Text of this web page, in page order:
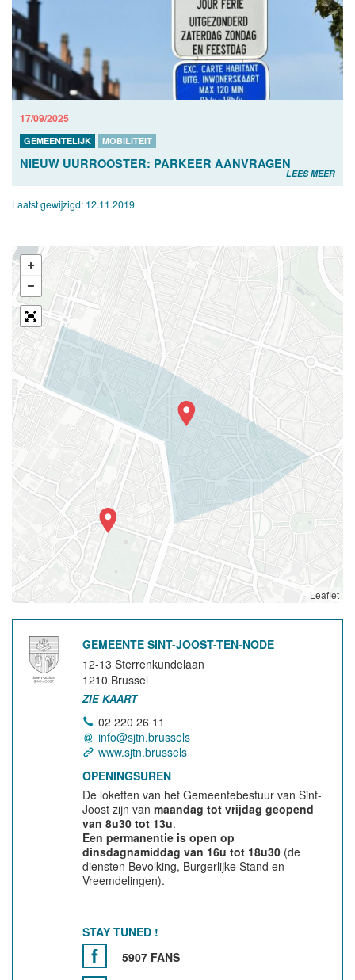
17/09/2025
GEMEENTELIJK MOBILITEIT
NIEUW UURROOSTER: PARKEER AANVRAGEN
LEES MEER
Laatst gewijzigd: 12.11.2019
Leaflet
GEMEENTE SINT-JOOST-TEN-NODE
12-13 Sterrenkundelaan
1210 Brussel
ZIE KAART
02 220 26 11
info@sjtn.brussels
www.sjtn.brussels
OPENINGSUREN
De loketten van het Gemeentebestuur van Sint-
Joost zijn vanmaandag tot vrijdag geopend
van 8u30 tot 13u.
Een permanentie is open op
dinsdagnamiddag van 16u tot 18u30 (de
diensten Bevolking, Burgerlijke Stand en
Vreemdelingen).
STAY TUNED !
5907 FANS